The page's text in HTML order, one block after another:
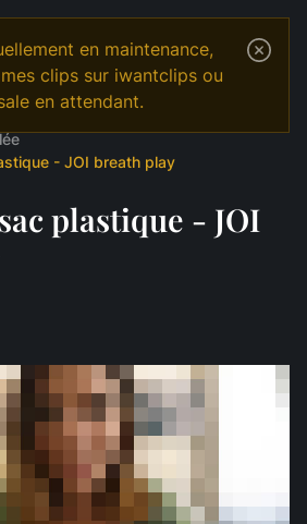
en maintenance,
clips sur iwantclips ou
en attendant.
- JOI breath play
plastique - JOI